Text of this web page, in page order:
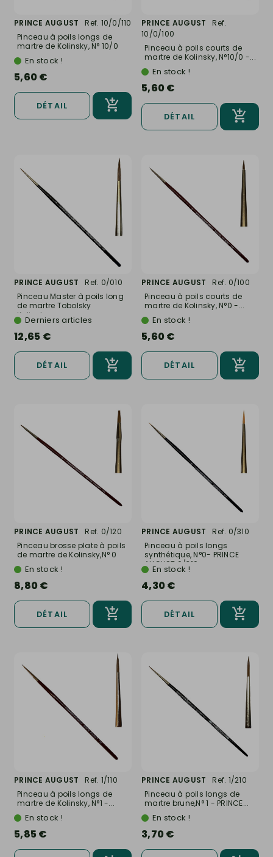
PRINCE AUGUST
Ref. 10/0/110
Pinceau à poils longs de
martre de Kolinsky, N° 10/0
-... En stock !
5,60 €
DÉTAIL
PRINCE AUGUST
Ref.
10/0/100
Pinceau à poils courts de
martre de Kolinsky, N°10/0 -...
En stock !
5,60 €
DÉTAIL
PRINCE AUGUST
Ref. 0/010
Pinceau Master à poils long
de martre Tobolsky
Kolinsky,...
Derniers articles
12,65 €
DÉTAIL
PRINCE AUGUST
Ref. 0/100
Pinceau à poils courts de
martre de Kolinsky, N°0 -...
En stock !
5,60 €
DÉTAIL
PRINCE AUGUST
Ref. 0/120
Pinceau brosse plate à poils
de martre de Kolinsky,N° 0
-... En stock !
8,80 €
DÉTAIL
PRINCE AUGUST
Ref. 0/310
Pinceau à poils longs
synthétique, N°0- PRINCE
AUGUST 0/310
En stock !
4,30 €
DÉTAIL
PRINCE AUGUST
Ref. 1/110
Pinceau à poils longs de
martre de Kolinsky, N°1 -...
En stock !
5,85 €
PRINCE AUGUST
Ref. 1/210
Pinceau à poils longs de
martre brune,N° 1 - PRINCE...
En stock !
3,70 €